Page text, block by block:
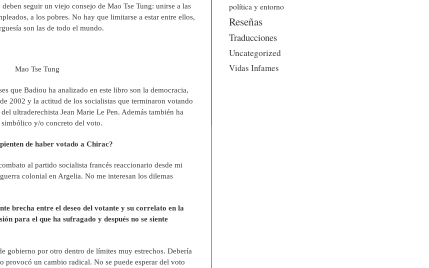
seguir un viejo consejo de Mao Tse Tung: unirse a las
a los pobres. No hay que limitarse a estar entre ellos,
son las de todo el mundo.
Mao Tse Tung
que Badiou ha analizado en este libro son la democracia,
2002 y la actitud de los socialistas que terminaron votando
ultraderechista Jean Marie Le Pen. Además también ha
y/o concreto del voto.
de haber votado a Chirac?
al partido socialista francés reaccionario desde mi
colonial en Argelia. No me interesan los dilemas
brecha entre el deseo del votante y su correlato en la
para el que ha sufragado y después no se siente
gobierno por otro dentro de límites muy estrechos. Debería
provocó un cambio radical. No se puede esperar del voto
política y entorno
Reseñas
Traducciones
Uncategorized
Vidas Infames